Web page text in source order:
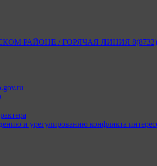
РАЙОНЕ / ГОРЯЧАЯ ЛИНИЯ 8(8732)
и урегулированию конфликта